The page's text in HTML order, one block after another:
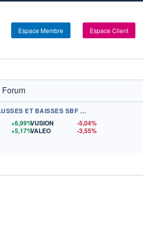
Espace Membre Espace Client
Forum
+ FORTES HAUSSES ET BAISSES SBF 120
+6,99%
+5,17%
VUSION
-5,04%
VALEO
-3,55%